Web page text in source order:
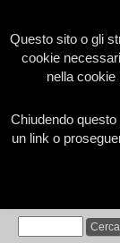
Home
Questo sito o gli
cookie
nella cookie
Chiudendo
un link o